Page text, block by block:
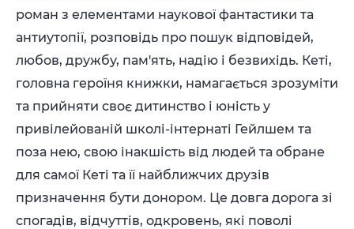
роман з елементами наукової фантастики та
антиутопії, розповідь про пошук відповідей,
любов, дружбу, пам'ять, надію і безвихідь. Кеті,
головна героїня книжки, намагається зрозуміти
та прийняти своє дитинство і юність у
привілейованій школі-інтернаті Гейлшем та
поза нею, свою інакшість від людей та обране
для самої Кеті та її найближчих друзів
призначення бути донором. Це довга дорога зі
спогадів, відчуттів, одкровень, які поволі